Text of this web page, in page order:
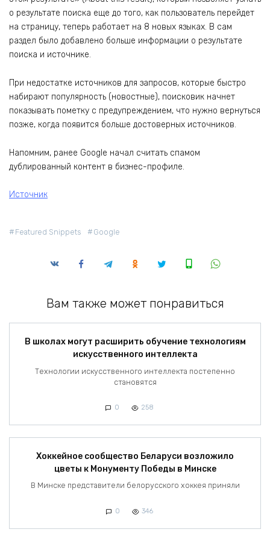
о результате поиска еще до того, как пользователь перейдет
на страницу, теперь работает на 8 новых языках. В сам
раздел было добавлено больше информации о результате
поиска и источнике.
При недостатке источников для запросов, которые быстро
набирают популярность (новостные), поисковик начнет
показывать пометку с предупреждением, что нужно вернуться
позже, когда появится больше достоверных источников.
Напомним, ранее Google начал считать спамом
дублированный контент в бизнес-профиле.
Источник
Featured Snippets Google
Вам также может понравиться
В школах могут расширить обучение технологиям
искусственного интеллекта
Технологии искусственного интеллекта постепенно
становятся
0 258
Хоккейное сообщество Беларуси возложило
цветы к Монументу Победы в Минске
В Минске представители белорусского хоккея приняли
0 346